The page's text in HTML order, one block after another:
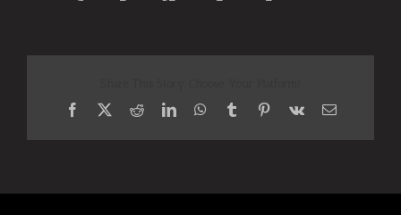
Facebook
X RedditLinkedInWhatsApp
TumblrPinterest
Vk Email